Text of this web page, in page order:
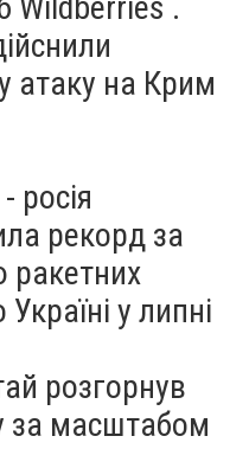
атаку на Крим
росія
рекорд за
ракетних
у липні
розгорнув
за масштабом